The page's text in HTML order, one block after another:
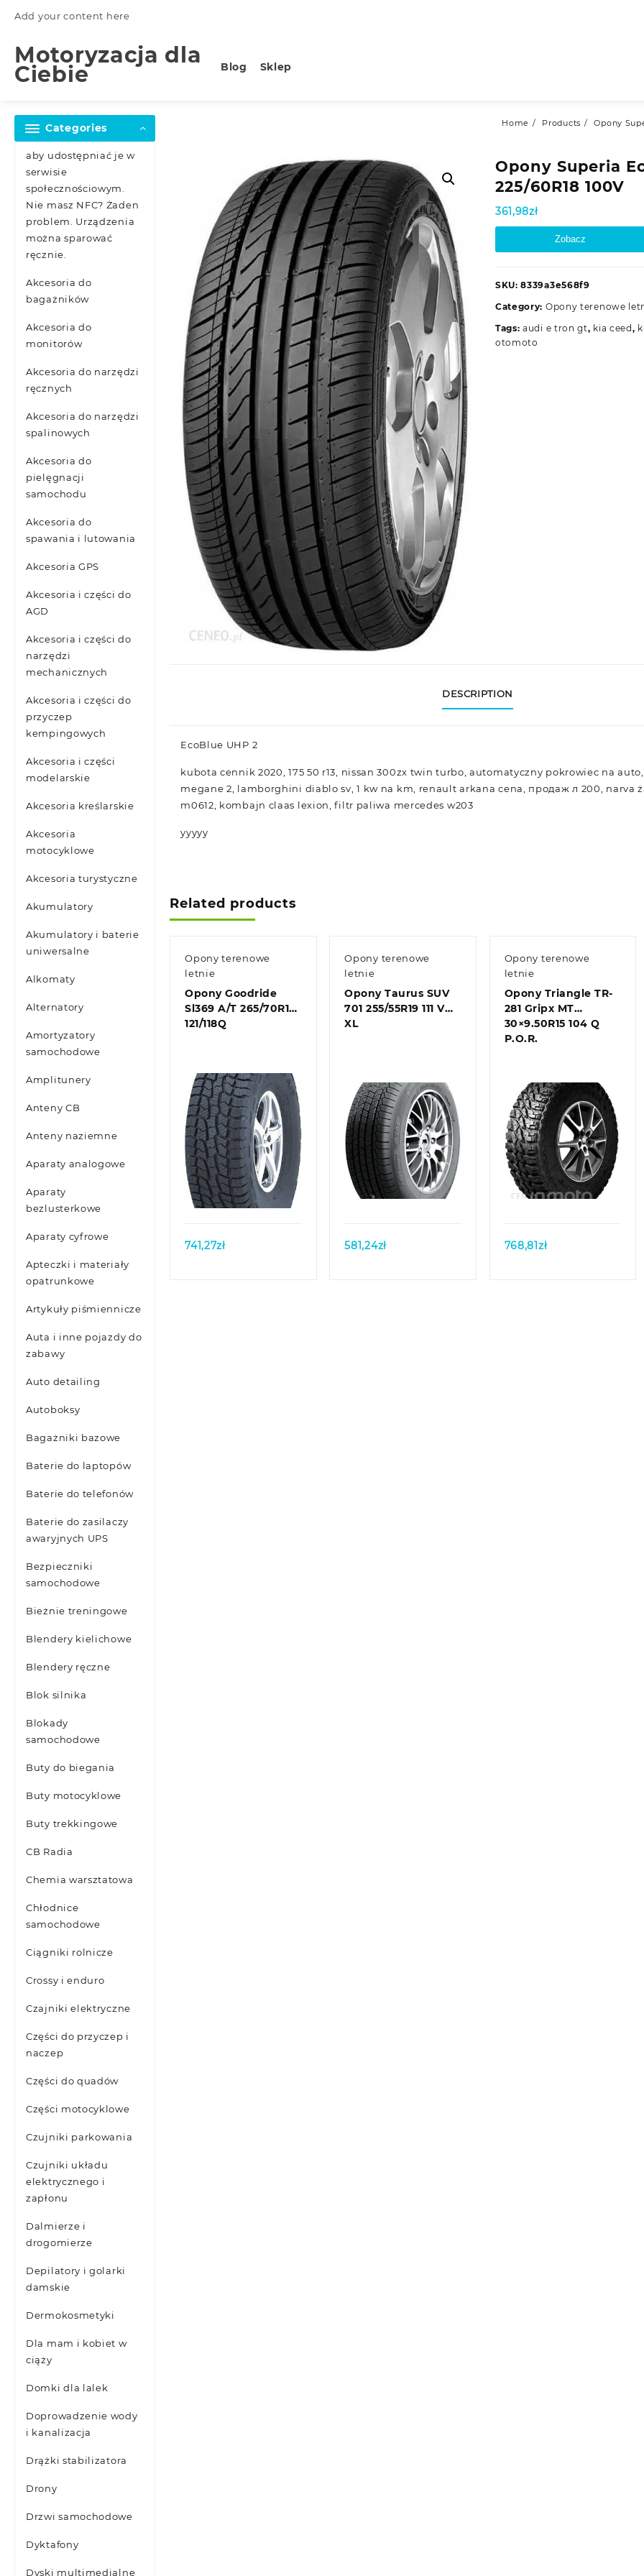
Add your content here
Motoryzacja dla
Ciebie Blog Sklep
Categories
aby udostępniać je w
serwisie
społecznościowym.
Nie masz NFC? Żaden
problem. Urządzenia
można sparować
ręcznie.
Akcesoria do
bagażników
Akcesoria do
monitorów
Akcesoria do narzędzi
ręcznych
Akcesoria do narzędzi
spalinowych
Akcesoria do
pielęgnacji
samochodu
Akcesoria do
spawania i lutowania
Akcesoria GPS
Akcesoria i części do
AGD
Akcesoria i części do
narzędzi
mechanicznych
Akcesoria i części do
przyczep
kempingowych
Akcesoria i części
modelarskie
Akcesoria kreślarskie
Akcesoria
motocyklowe
Akcesoria turystyczne
Akumulatory
Akumulatory i baterie
uniwersalne
Alkomaty
Alternatory
Amortyzatory
samochodowe
Amplitunery
Anteny CB
Anteny naziemne
Aparaty analogowe
Aparaty
bezlusterkowe
Aparaty cyfrowe
Apteczki i materiały
opatrunkowe
Artykuły piśmiennicze
Auta i inne pojazdy do
zabawy
Auto detailing
Autoboksy
Bagażniki bazowe
Baterie do laptopów
Baterie do telefonów
Baterie do zasilaczy
awaryjnych UPS
Bezpieczniki
samochodowe
Bieżnie treningowe
Blendery kielichowe
Blendery ręczne
Blok silnika
Blokady
samochodowe
Buty do biegania
Buty motocyklowe
Buty trekkingowe
CB Radia
Chemia warsztatowa
Chłodnice
samochodowe
Ciągniki rolnicze
Crossy i enduro
Czajniki elektryczne
Części do przyczep i
naczep
Części do quadów
Części motocyklowe
Czujniki parkowania
Czujniki układu
elektrycznego i
zapłonu
Dalmierze i
drogomierze
Depilatory i golarki
damskie
Dermokosmetyki
Dla mam i kobiet w
ciąży
Domki dla lalek
Doprowadzenie wody
i kanalizacja
Drążki stabilizatora
Drony
Drzwi samochodowe
Dyktafony
Dyski multimedialne
Home Products Opony
Opony Superia
225/60R18 100V
361,98zł
Zobacz
SKU:8339a3e568f9
Category: Opony terenowe
Tags:audi e tron gt, kia ceed,
otomoto
DESCRIPTION
EcoBlue UHP 2
kubota cennik 2020, 175 50 r13, nissan 300zx twin turbo, automatyczny pokrowiec na
megane 2, lamborghini diablo sv, 1 kw na km, renault arkana cena, продаж л 200, narva
m0612, kombajn claas lexion, filtr paliwa mercedes w203
yyyyy
Related products
Opony terenowe
letnie
Opony Goodride
Sl369 A/T 265/70R16
121/118Q
Quick view
741,27zł
Opony terenowe
letnie
Opony Taurus SUV
701 255/55R19 111 V
XL
Quick view
581,24zł
Opony terenowe
letnie
Opony Triangle TR-
281 Gripx MT
30×9.50R15 104 Q
P.O.R.
Quick view
768,81zł